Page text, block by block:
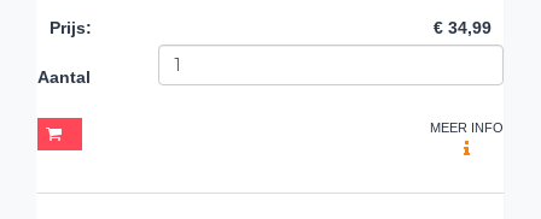
Prijs: € 34,99
Aantal
MEER INFO